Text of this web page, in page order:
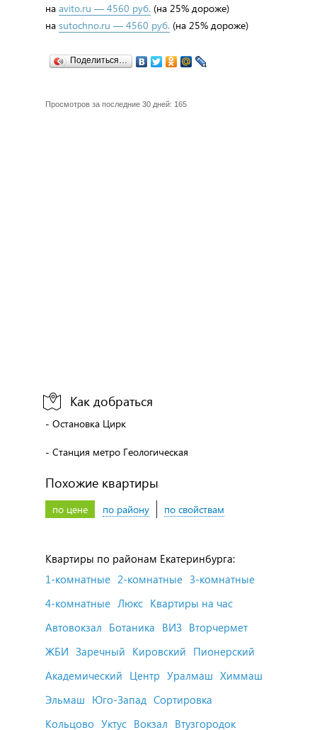
на avito.ru — 4560 руб. (на 25% дороже)
на sutochno.ru — 4560 руб. (на 25% дороже)
Поделиться…
Просмотров за последние 30 дней: 165
Как добраться
- Остановка Цирк
- Станция метро Геологическая
Похожие квартиры
по цене по району по свойствам
Квартиры по районам Екатеринбурга:
1-комнатные 2-комнатные 3-комнатные
4-комнатные Люкс Квартиры на час
Автовокзал Ботаника ВИЗ Вторчермет
ЖБИ Заречный Кировский Пионерский
Академический Центр Уралмаш Химмаш
Эльмаш Юго-Запад Сортировка
Кольцово Уктус Вокзал Втузгородок